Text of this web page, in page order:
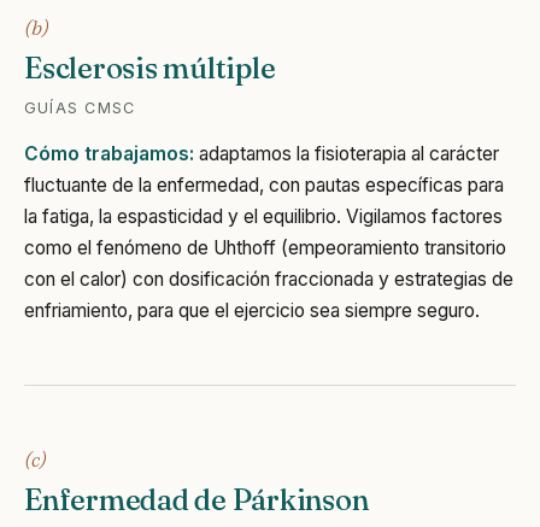
(b)
Esclerosis múltiple
GUÍAS CMSC
Cómo trabajamos: adaptamos la fisioterapia al carácter
fluctuante de la enfermedad, con pautas específicas para
la fatiga, la espasticidad y el equilibrio. Vigilamos factores
como el fenómeno de Uhthoff (empeoramiento transitorio
con el calor) con dosificación fraccionada y estrategias de
enfriamiento, para que el ejercicio sea siempre seguro.
(c)
Enfermedad de Párkinson